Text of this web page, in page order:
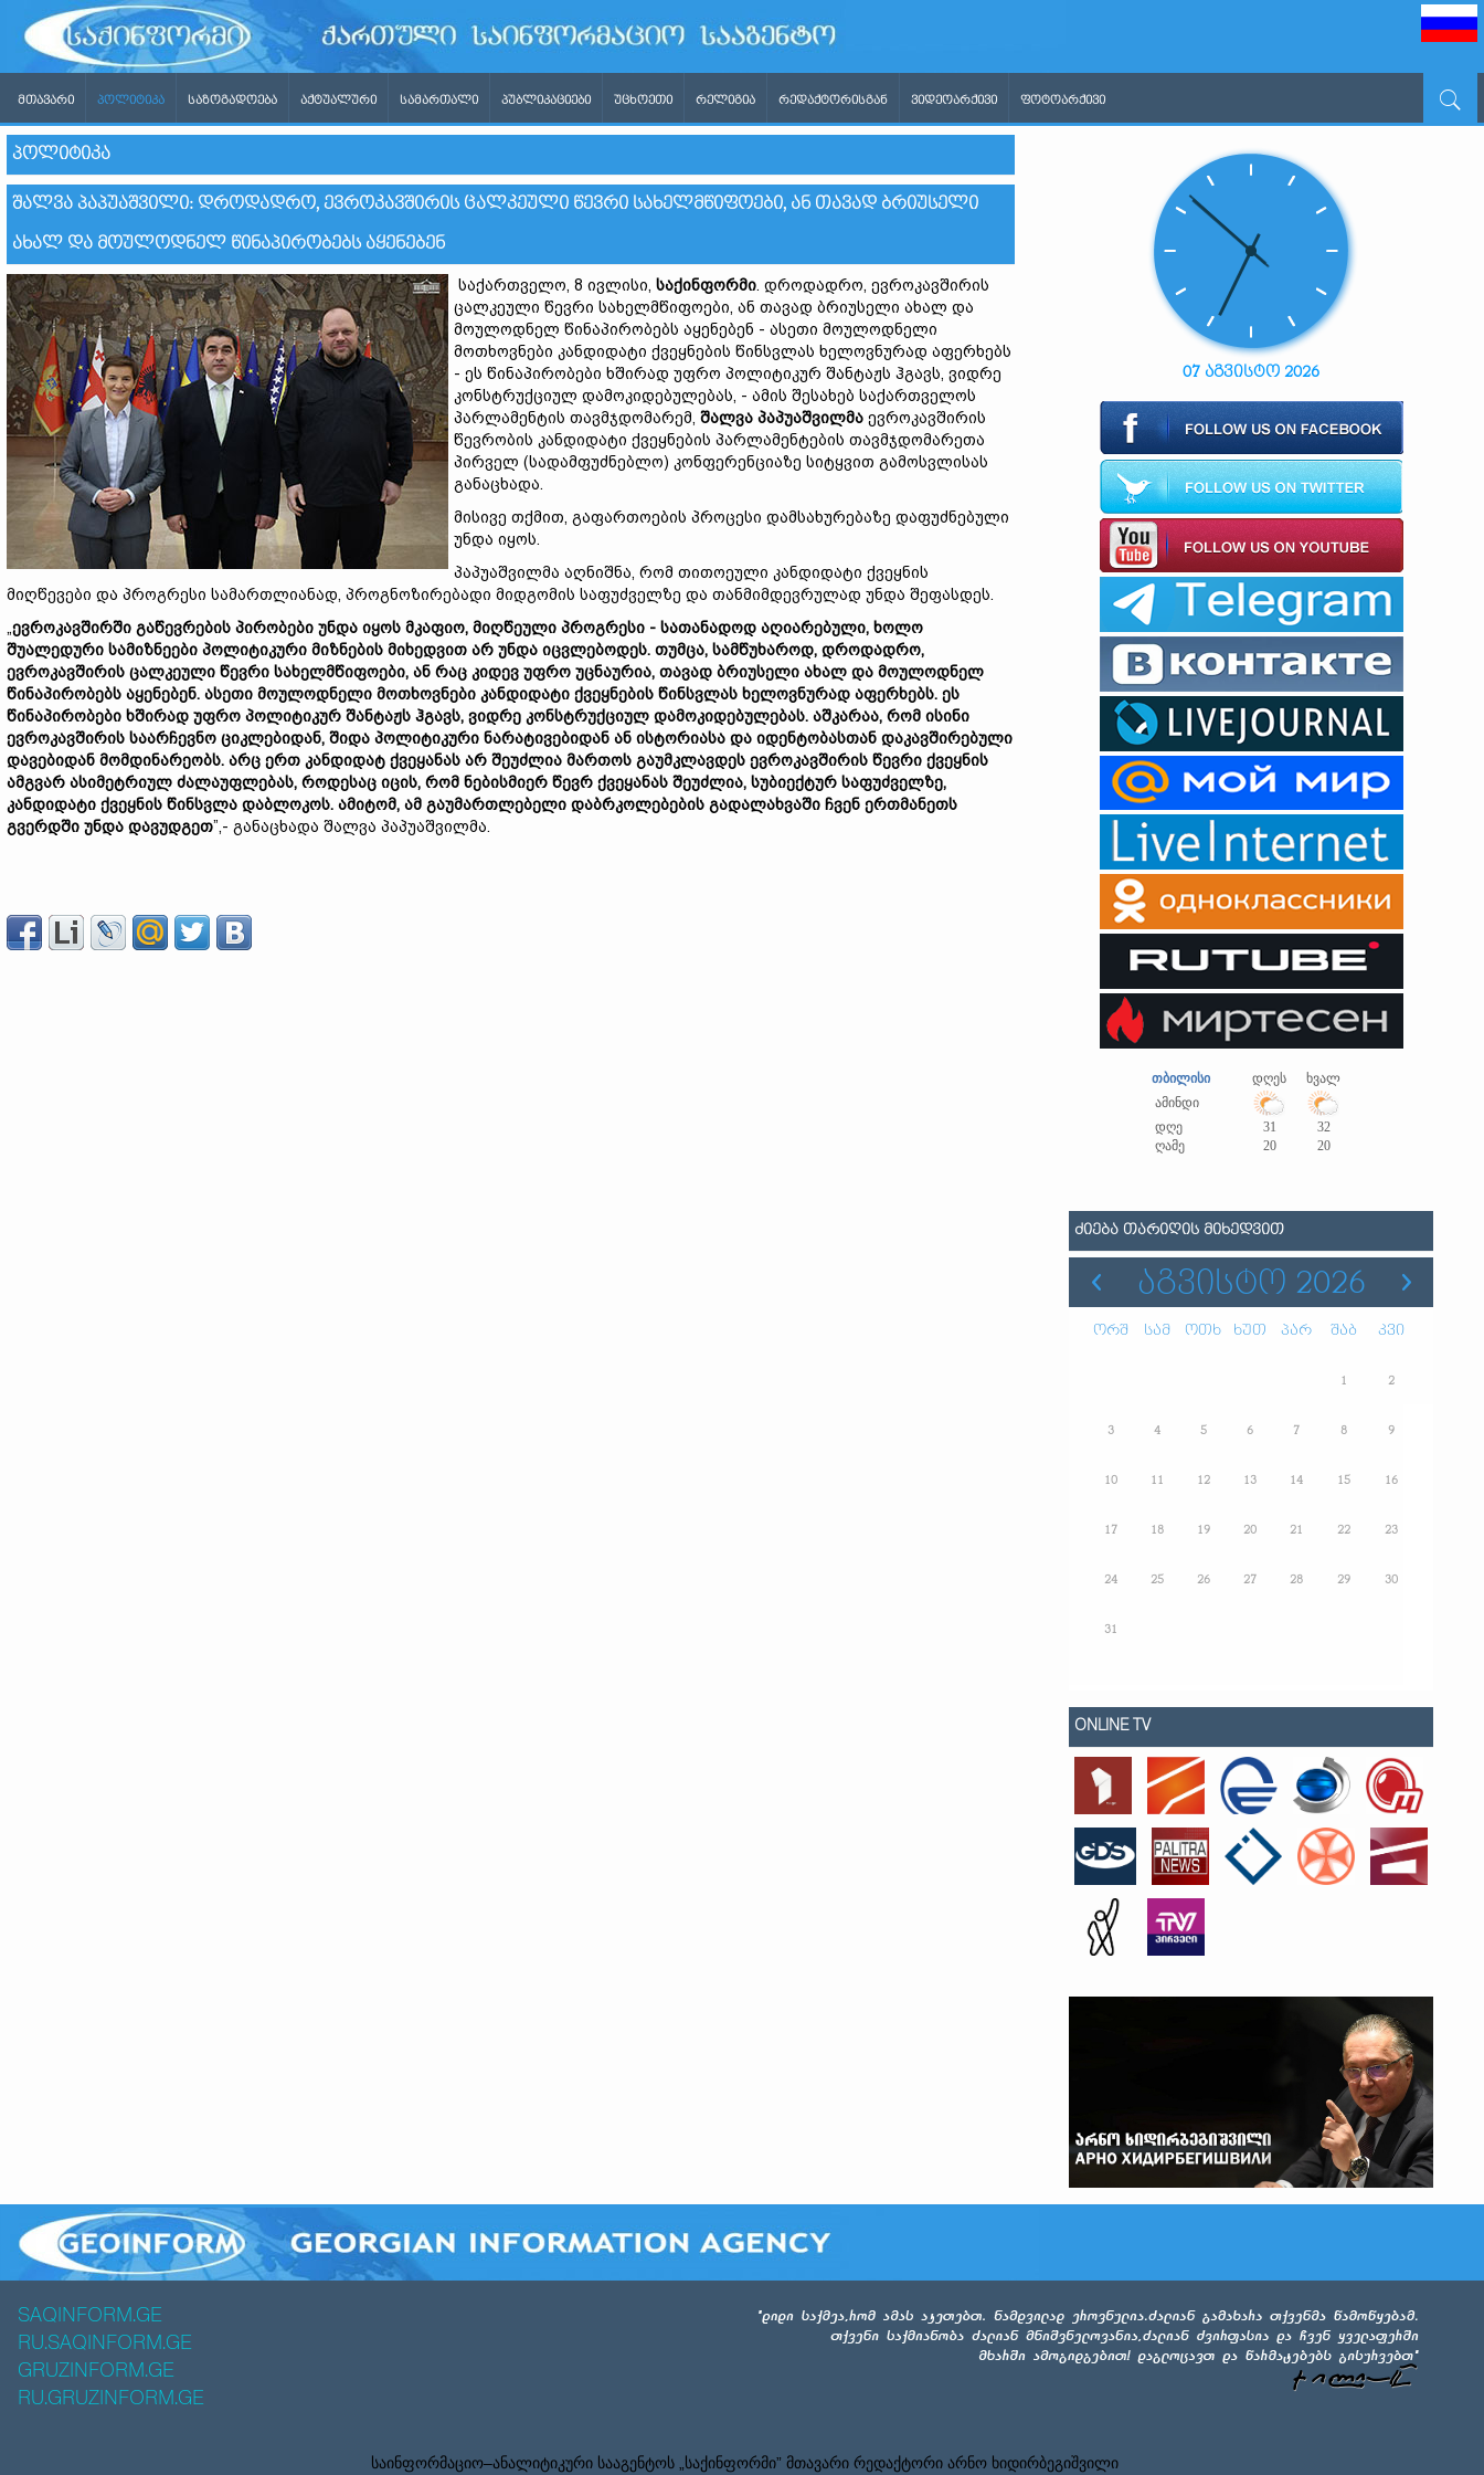
ᲛᲗᲐᲕᲐᲠᲘ ᲞᲝᲚᲘᲢᲘᲙᲐ ᲡᲐᲖᲝᲒᲐᲓᲝᲔᲑᲐ ᲐᲥᲢᲣᲐᲚᲣᲠᲘ ᲡᲐᲛᲐᲠᲗᲐᲚᲘ ᲞᲣᲑᲚᲘᲙᲐᲪᲘᲔᲑᲘ ᲣᲪᲮᲝᲔᲗᲘ ᲠᲔᲚᲘᲒᲘᲐ ᲠᲔᲓᲐᲥᲢᲝᲠᲘᲡᲒᲐᲜ ᲕᲘᲓᲔᲝᲐᲠᲥᲘᲕᲘ ᲤᲝᲢᲝᲐᲠᲥᲘᲕᲘ
ᲞᲝᲚᲘᲢᲘᲙᲐ
ᲨᲐᲚᲕᲐ ᲞᲐᲞᲣᲐᲨᲕᲘᲚᲘ: ᲓᲠᲝᲓᲐᲓᲠᲝ, ᲔᲕᲠᲝᲙᲐᲕᲨᲘᲠᲘᲡ ᲪᲐᲚᲙᲔᲣᲚᲘ ᲬᲔᲕᲠᲘ ᲡᲐᲮᲔᲚᲛᲬᲘᲤᲝᲔᲑᲘ, ᲐᲜ ᲗᲐᲕᲐᲓ ᲑᲠᲘᲣᲡᲔᲚᲘ
ᲐᲮᲐᲚ ᲓᲐ ᲛᲝᲣᲚᲝᲓᲜᲔᲚ ᲬᲘᲜᲐᲞᲘᲠᲝᲑᲔᲑᲡ ᲐᲧᲔᲜᲔᲑᲔᲜ
საქართველო, 8 ივლისი, საქინფორმი. დროდადრო, ევროკავშირის
ცალკეული წევრი სახელმწიფოები, ან თავად ბრიუსელი ახალ და
მოულოდნელ წინაპირობებს აყენებენ - ასეთი მოულოდნელი
მოთხოვნები კანდიდატი ქვეყნების წინსვლას ხელოვნურად აფერხებს
- ეს წინაპირობები ხშირად უფრო პოლიტიკურ შანტაჟს ჰგავს, ვიდრე
კონსტრუქციულ დამოკიდებულებას, - ამის შესახებ საქართველოს
პარლამენტის თავმჯდომარემ, შალვა პაპუაშვილმა ევროკავშირის
წევრობის კანდიდატი ქვეყნების პარლამენტების თავმჯდომარეთა
პირველ (სადამფუძნებლო) კონფერენციაზე სიტყვით გამოსვლისას
განაცხადა.
მისივე თქმით, გაფართოების პროცესი დამსახურებაზე დაფუძნებული
უნდა იყოს.
პაპუაშვილმა აღნიშნა, რომ თითოეული კანდიდატი ქვეყნის
მიღწევები და პროგრესი სამართლიანად, პროგნოზირებადი მიდგომის საფუძველზე და თანმიმდევრულად უნდა შეფასდეს.
„ევროკავშირში გაწევრების პირობები უნდა იყოს მკაფიო, მიღწეული პროგრესი - სათანადოდ აღიარებული, ხოლო
შუალედური სამიზნეები პოლიტიკური მიზნების მიხედვით არ უნდა იცვლებოდეს. თუმცა, სამწუხაროდ, დროდადრო,
ევროკავშირის ცალკეული წევრი სახელმწიფოები, ან რაც კიდევ უფრო უცნაურია, თავად ბრიუსელი ახალ და მოულოდნელ
წინაპირობებს აყენებენ. ასეთი მოულოდნელი მოთხოვნები კანდიდატი ქვეყნების წინსვლას ხელოვნურად აფერხებს. ეს
წინაპირობები ხშირად უფრო პოლიტიკურ შანტაჟს ჰგავს, ვიდრე კონსტრუქციულ დამოკიდებულებას. აშკარაა, რომ ისინი
ევროკავშირის საარჩევნო ციკლებიდან, შიდა პოლიტიკური ნარატივებიდან ან ისტორიასა და იდენტობასთან დაკავშირებული
დავებიდან მომდინარეობს. არც ერთ კანდიდატ ქვეყანას არ შეუძლია მართოს გაუმკლავდეს ევროკავშირის წევრი ქვეყნის
ამგვარ ასიმეტრიულ ძალაუფლებას, როდესაც იცის, რომ ნებისმიერ წევრ ქვეყანას შეუძლია, სუბიექტურ საფუძველზე,
კანდიდატი ქვეყნის წინსვლა დაბლოკოს. ამიტომ, ამ გაუმართლებელი დაბრკოლებების გადალახვაში ჩვენ ერთმანეთს
გვერდში უნდა დავუდგეთ”,- განაცხადა შალვა პაპუაშვილმა.
07 აგვისტო 2026
თბილისი დღეს
ხვალ
ამინდი
დღე
31
32
ღამე
20 20
ᲫᲘᲔᲑᲐ ᲗᲐᲠᲘᲦᲘᲡ ᲛᲘᲮᲔᲓᲕᲘᲗ
ᲐᲒᲕᲘᲡᲢᲝ 2026
ორშ სამ ოთხ ხუთ პარ შაბ კვი
1 2
3 4 5 6 7 8 9
10 11 12 13 14 15 16
17 18 19 20 21 22 23
24 25 26 27 28 29 30
31
ONLINE TV
SAQINFORM.GE
RU.SAQINFORM.GE
GRUZINFORM.GE
RU.GRUZINFORM.GE
საინფორმაციო–ანალიტიკური სააგენტოს „საქინფორმი” მთავარი რედაქტორი არნო ხიდირბეგიშვილი